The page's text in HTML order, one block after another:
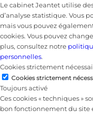
Le cabinet Jeantet utilise
d’analyse statistique. Vous
mais vous pouvez
cookies. Vous pouvez
plus, consultez notre
personnelles.
Cookies strictement
Cookies strictement
Toujours activé
Ces cookies « techniques »
bon fonctionnement du